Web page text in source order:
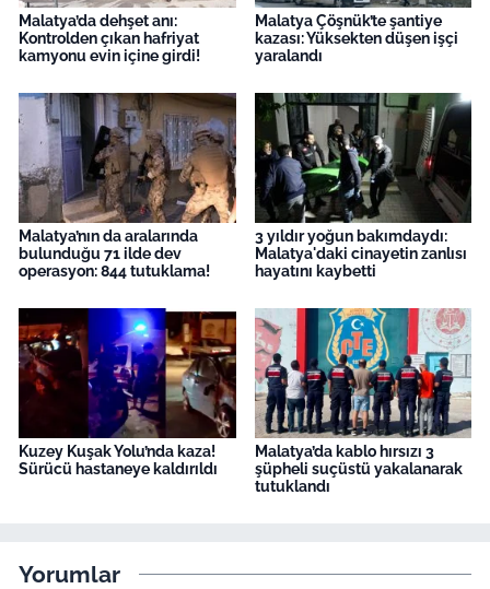
Malatya’da dehşet anı:
Kontrolden çıkan hafriyat
kamyonu evin içine girdi!
Malatya Çöşnük’te şantiye
kazası: Yüksekten düşen işçi
yaralandı
Malatya’nın da aralarında
bulunduğu 71 ilde dev
operasyon: 844 tutuklama!
3 yıldır yoğun bakımdaydı:
Malatya'daki cinayetin zanlısı
hayatını kaybetti
Kuzey Kuşak Yolu’nda kaza!
Sürücü hastaneye kaldırıldı
Malatya’da kablo hırsızı 3
şüpheli suçüstü yakalanarak
tutuklandı
Yorumlar